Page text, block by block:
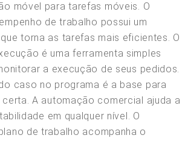
móvel para tarefas móveis. O
de trabalho possui um
torna as tarefas mais eficientes. O
é uma ferramenta simples
a execução de seus pedidos.
caso no programa é a base para
A automação comercial ajuda a
em qualquer nível. O
de trabalho acompanha o